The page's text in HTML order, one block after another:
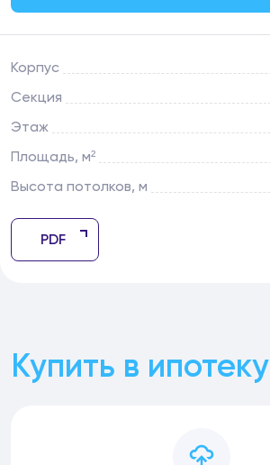
Корпус
Секция
Этаж
Площадь, м²
Высота потолков, м
PDF
Купить в ипотеку